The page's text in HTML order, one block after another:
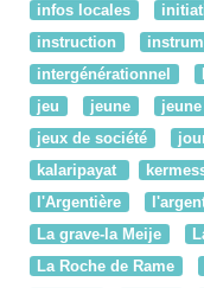
infos locales
instruction
intergénérationnel
jeu
jeune
jeux de société
kalaripayat
l'Argentière
La grave-la Meije
La Roche de Rame